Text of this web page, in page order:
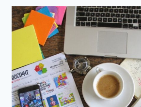
D’AFFILIATION
POUR
REVENUS